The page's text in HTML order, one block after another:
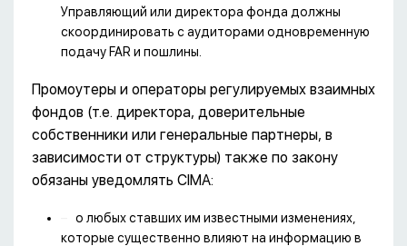
Управляющий или директора фонда должны
скоординировать с аудиторами одновременную
подачу FAR и пошлины.
Промоутеры и операторы регулируемых взаимных
фондов (т.е. директора, доверительные
собственники или генеральные партнеры, в
зависимости от структуры) также по закону
обязаны уведомлять CIMA:
о любых ставших им известными изменениях,
которые существенно влияют на информацию в